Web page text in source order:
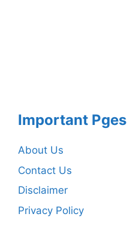
Important Pges
About Us
Contact Us
Disclaimer
Privacy Policy